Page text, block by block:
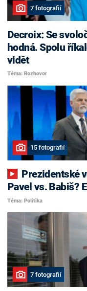
7 fotografií
Decroix: Se
hodná. Spolu
vidět
Téma: Rozhovor
15 fotografií
Pavel vs. Babiš?
Téma: Politika
7 fotografií